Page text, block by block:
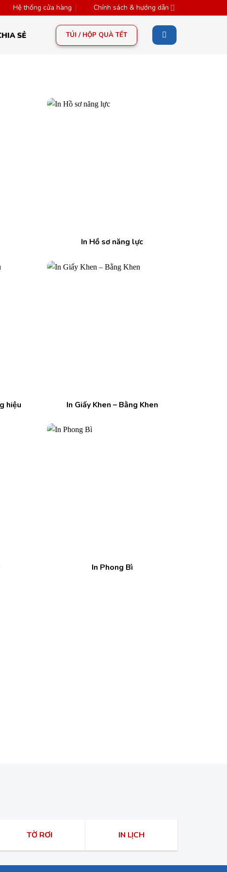
Hệ thống cửa hàng Chính sách & hướng dẫn
SẺ TÚI / HỘP QUÀ TẾT
In Hồ sơ năng lực
hiệu In Giấy Khen – Bằng Khen
In Phong Bì
TỜ RƠI IN LỊCH